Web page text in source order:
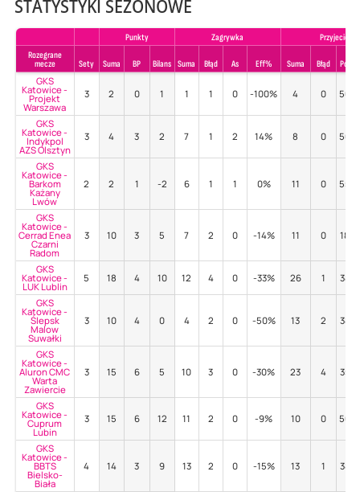
STATYSTYKI SEZONOWE
Punkty Zagrywka
Przyjecie
Rozegrane
mecze
Sety Suma BP Bilans Suma Błąd As Eff% Suma Błąd Poz%
GKS
Katowice -
Projekt
Warszawa
3 2 0 1 1 1 0 -100% 4 0 50%
GKS
Katowice -
Indykpol
AZS Olsztyn
3 4 3 2 7 1 2 14% 8 0 50%
GKS
Katowice -
Barkom
Każany
Lwów
2 2 1 -2 6 1 1 0% 11 0 55%
GKS
Katowice -
Cerrad Enea
Czarni
Radom
3 10 3 5 7 2 0 -14% 11 0 18%
GKS
Katowice -
LUK Lublin
5 18 4 10 12 4 0 -33% 26 1 38%
GKS
Katowice -
Ślepsk
Malow
Suwałki
3 10 4 0 4 2 0 -50% 13 2 38%
GKS
Katowice -
Aluron CMC
Warta
Zawiercie
3 15 6 5 10 3 0 -30% 23 4 35%
GKS
Katowice -
Cuprum
Lubin
3 15 6 12 11 2 0 -9% 10 0 50%
GKS
Katowice -
BBTS
Bielsko-
Biała
4 14 3 9 13 2 0 -15% 13 1 38%